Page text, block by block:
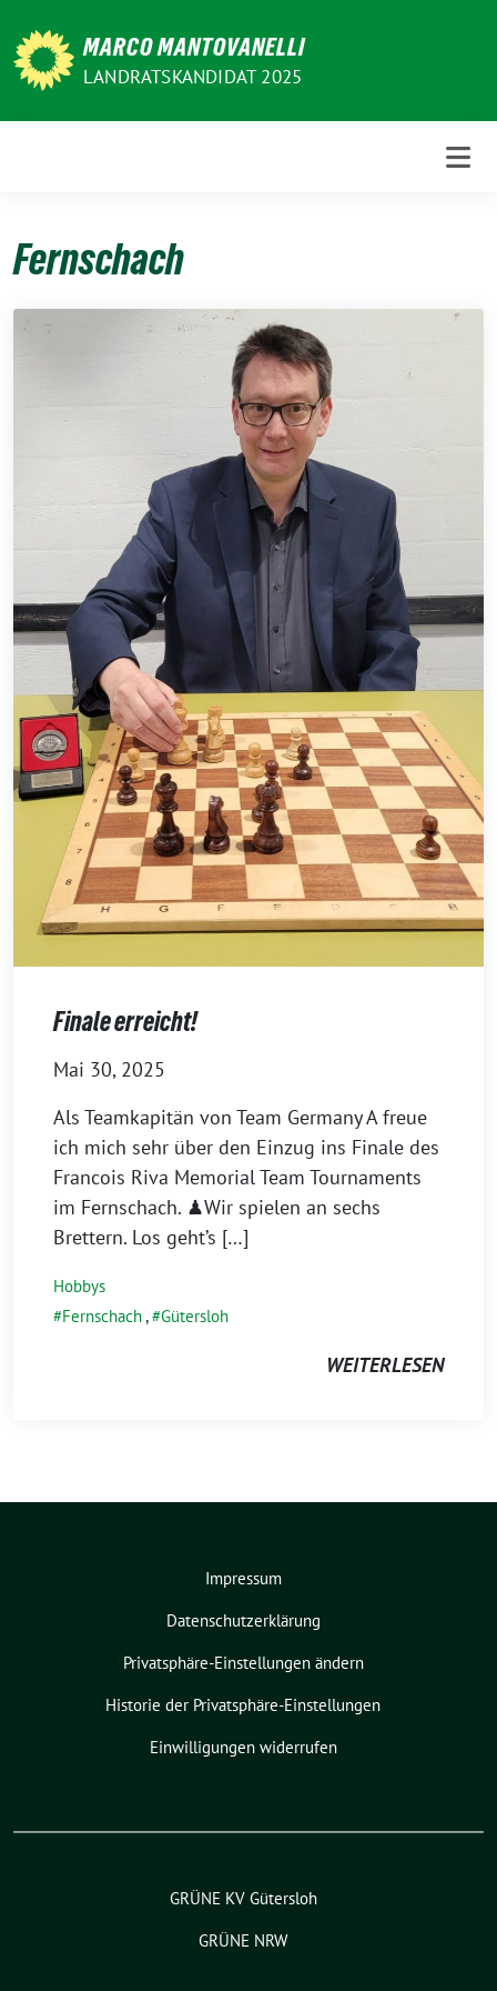
zum
Inhalt
MARCO MANTOVANELLI
LANDRATSKANDIDAT 2025
Fernschach
Finale erreicht!
Mai 30, 2025
Als Teamkapitän von Team Germany A freue
ich mich sehr über den Einzug ins Finale des
Francois Riva Memorial Team Tournaments
im Fernschach. ♟Wir spielen an sechs
Brettern. Los geht’s […]
Hobbys
Fernschach, Gütersloh
WEITERLESEN
Impressum
Datenschutzerklärung
Privatsphäre-Einstellungen ändern
Historie der Privatsphäre-Einstellungen
Einwilligungen widerrufen
GRÜNE KV Gütersloh
GRÜNE NRW